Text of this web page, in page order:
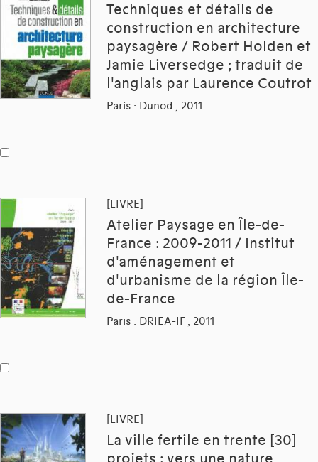
Techniques et détails de
construction en architecture
paysagère / Robert Holden et
Jamie Liversedge ; traduit de
l'anglais par Laurence Coutrot
Paris : Dunod , 2011
[LIVRE]
Atelier Paysage en Île-de-
France : 2009-2011 / Institut
d'aménagement et
d'urbanisme de la région Île-
de-France
Paris : DRIEA-IF , 2011
[LIVRE]
La ville fertile en trente [30]